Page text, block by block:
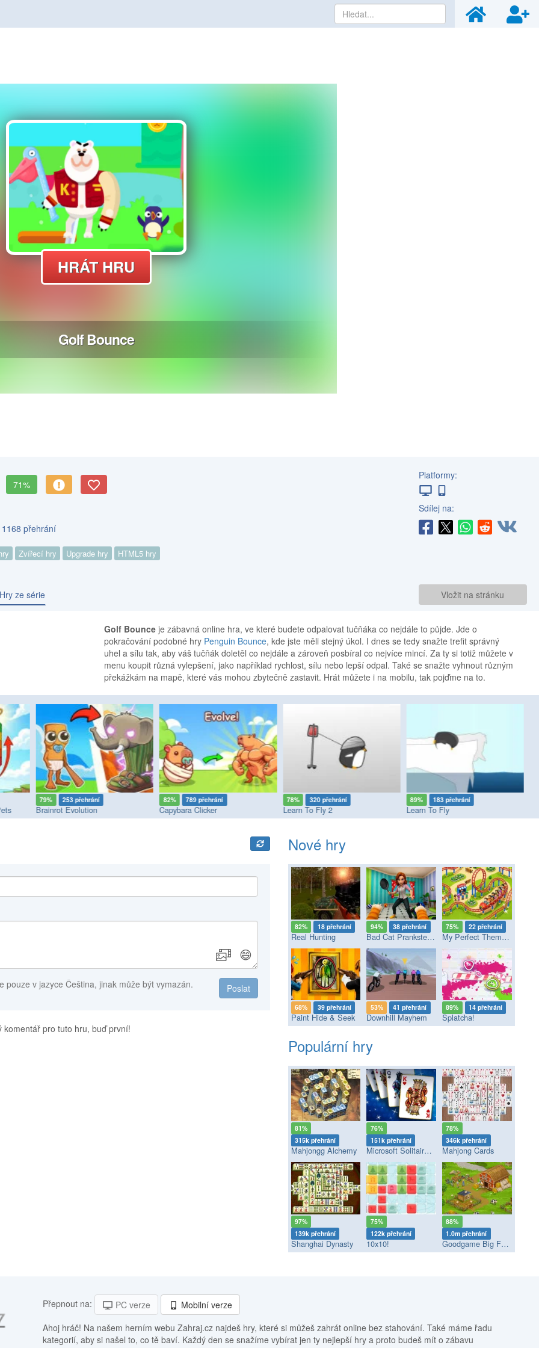
71%
1168 přehrání
Zvířecí hry Upgrade hry HTML5 hry
Platformy:
Sdílej na:
Vložit na stránku
ze série
Golf Bounce je zábavná online hra, ve které budete odpalovat tučňáka co nejdále to půjde. Jde o
pokračování podobné hry Penguin Bounce, kde jste měli stejný úkol. I dnes se tedy snažte trefit správný
uhel a sílu tak, aby váš tučňák doletěl co nejdále a zároveň posbíral co nejvíce mincí. Za ty si totiž můžete v
menu koupit různá vylepšení, jako například rychlost, sílu nebo lepší odpal. Také se snažte vyhnout různým
překážkám na mapě, které vás mohou zbytečně zastavit. Hrát můžete i na mobilu, tak pojďme na to.
79% 253 přehrání
Brainrot Evolution
82% 789 přehrání
Capybara Clicker
78% 320 přehrání
Learn To Fly 2
89% 183 přehrání
Learn To Fly
😄
Poslat
pouze v jazyce Čeština, jinak může být vymazán.
komentář pro tuto hru, buď první!
Nové hry
82% 18 přehrání
Real Hunting
94% 38 přehrání
Bad Cat Prankster - Mom’s Return
75% 22 přehrání
My Perfect Theme Park
68% 39 přehrání
Paint Hide & Seek
53% 41 přehrání
Downhill Mayhem
89% 14 přehrání
Splatcha!
Populární hry
81%
315k přehrání
Mahjongg Alchemy
76%
151k přehrání
Microsoft Solitaire Collection
78%
346k přehrání
Mahjong Cards
97%
139k přehrání
Shanghai Dynasty
75%
122k přehrání
10x10!
88%
1.0m přehrání
Goodgame Big Farm
Přepnout na: PC verze
Mobilní verze
Ahoj hráč! Na našem herním webu Zahraj.cz najdeš hry, které si můžeš zahrát online bez stahování. Také máme řadu
kategorií, aby si našel to, co tě baví. Každý den se snažíme vybírat jen ty nejlepší hry a proto budeš mít o zábavu